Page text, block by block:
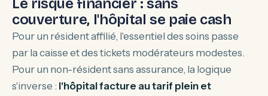
Le risque financier : sans
couverture, l'hôpital se paie cash
Pour un résident affilié, l'essentiel des soins passe
par la caisse et des tickets modérateurs modestes.
Pour un non-résident sans assurance, la logique
s'inverse : l'hôpital facture au tarif plein et